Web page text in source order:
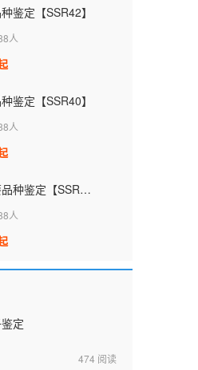
鉴定【SSR42】
人
鉴定【SSR40】
人
向日葵品种鉴定【SSR34】
人
定
474 阅读